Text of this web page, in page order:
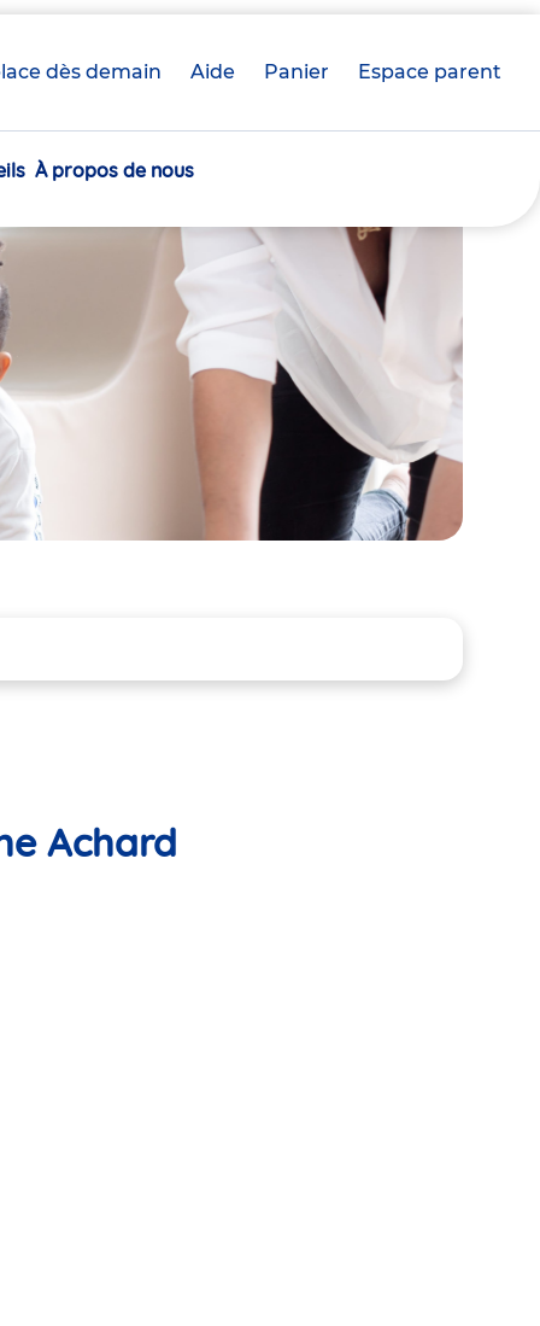
dès demain Aide Panier crèche(s)
Espace parent
À propos de nous
Achard